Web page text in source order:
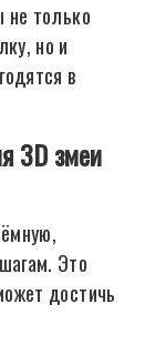
не только
но и
в
3D змеи
Это
достичь